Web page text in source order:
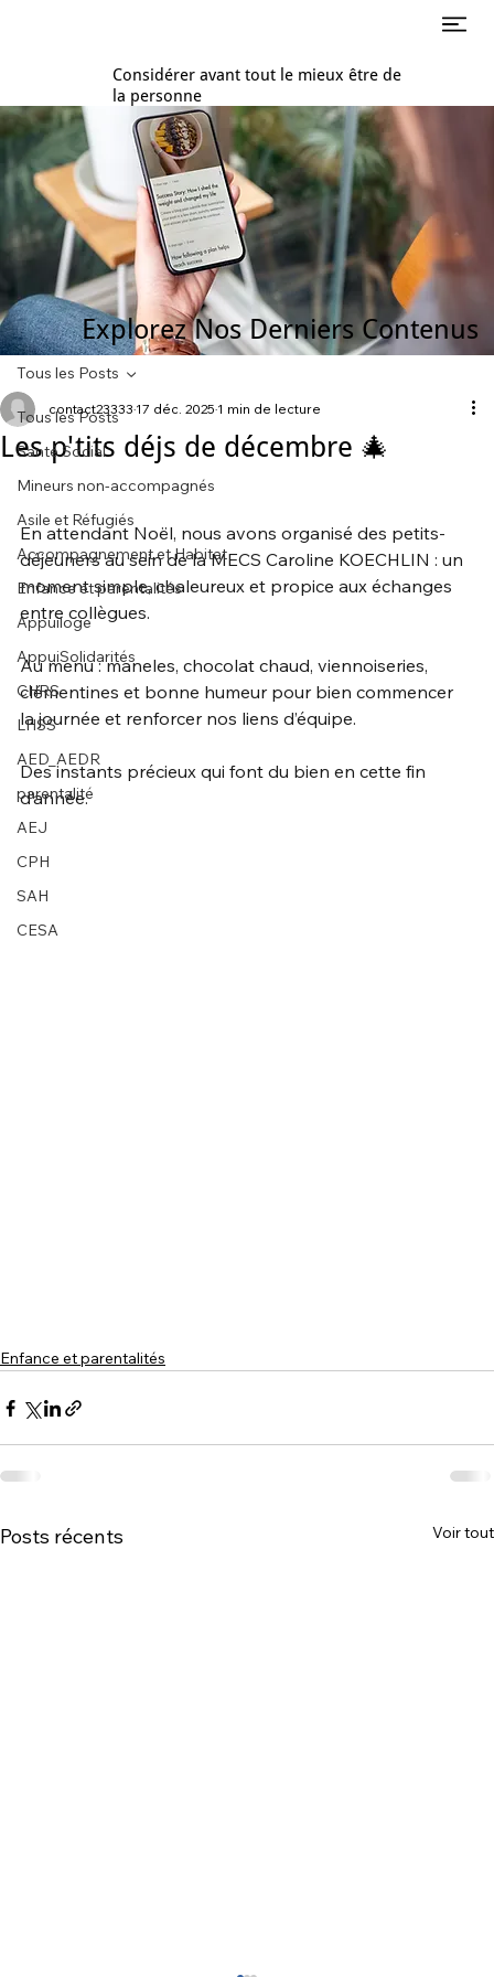
Considérer avant tout le mieux être de
la personne
Explorez Nos Derniers Contenus
Tous les Posts
Santé Social
Mineurs non-accompagnés
Asile et Réfugiés
Accompagnement et Habitat
Enfance et parentalités
Appuiloge
AppuiSolidarités
CHRS
LHSS
AED_AEDR
parentalité
AEJ
CPH
SAH
CESA
Tous les Posts
Les p'tits déjs de décembre 🎄
contact23333 17 déc. 2025 1 min de lecture
En attendant Noël, nous avons organisé des petits-
déjeuners au sein de la MECS Caroline KOECHLIN : un
moment simple, chaleureux et propice aux échanges
entre collègues.
Au menu : maneles, chocolat chaud, viennoiseries,
clémentines et bonne humeur pour bien commencer
la journée et renforcer nos liens d’équipe.
Des instants précieux qui font du bien en cette fin
d’année.
Enfance et parentalités
Posts récents Voir tout